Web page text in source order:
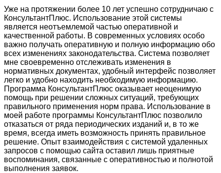
Уже на протяжении более 10 лет успешно сотрудничаю с
КонсультантПлюс. Использование этой системы
является неотъемлемой частью оперативной и
качественной работы. В современных условиях особо
важно получать оперативную и полную информацию обо
всех изменениях законодательства. Система позволяет
мне своевременно отслеживать изменения в
нормативных документах, удобный интерфейс позволяет
легко и удобно находить необходимую информацию.
Программа КонсультантПлюс оказывает неоценимую
помощь при решении сложных ситуаций, требующих
правильного применения норм права. Использование в
моей работе программы КонсультантПлюс позволило
отказаться от ряда периодических изданий и, в то же
время, всегда иметь возможность принять правильное
решение. Опыт взаимодействия с системой удаленных
запросов с помощью сайта оставил лишь приятные
воспоминания, связанные с оперативностью и полнотой
выполнения заявок.